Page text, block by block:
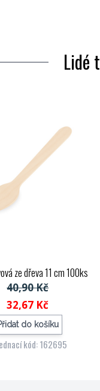
Lidé
ze dřeva 11 cm 100ks
40,90 Kč
32,67 Kč
do košíku
kód: 162695